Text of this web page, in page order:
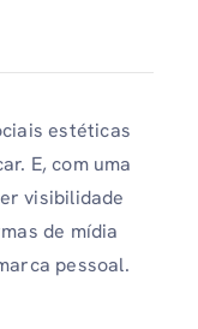
estéticas
E, com uma
visibilidade
de mídia
pessoal.